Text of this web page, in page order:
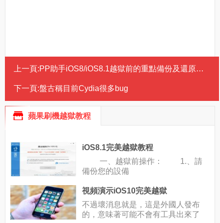
上一頁:PP助手iOS8/iOS8.1越獄前的重點備份及還原重要資料教程
下一頁:盤古稱目前Cydia很多bug
蘋果刷機越獄教程
iOS8.1完美越獄教程
一、越獄前操作： 1.、請
備份您的設備
視頻演示iOS10完美越獄
不過壞消息就是，這是外國人發布
的，意味著可能不會有工具出來了